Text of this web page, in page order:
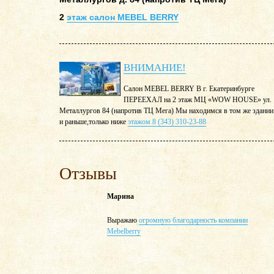
2 этаж салон MEBEL BERRY
ВНИМАНИЕ!
Салон MEBEL BERRY В г. Екатеринбурге
ПЕРЕЕХАЛ на 2 этаж МЦ «WOW HOUSE» ул.
Металлургов 84 (напротив ТЦ Мега) Мы находимся в том же здании
и раньше,только ниже этажом 8 (343) 310-23-88
Отзывы
Марина
Выражаю огромную благодарность компании
Mebelberry